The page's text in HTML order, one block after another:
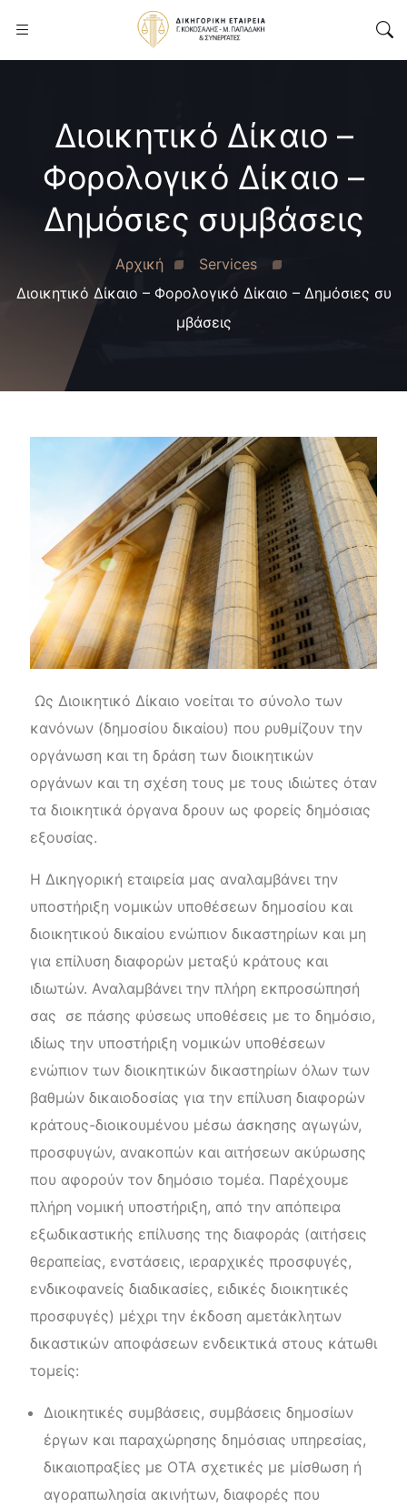
Διοικητικό Δίκαιο –
Φορολογικό Δίκαιο –
Δημόσιες συμβάσεις
Αρχική
Services
Διοικητικό Δίκαιο – Φορολογικό Δίκαιο – Δημόσιες συ
μβάσεις
Ως Διοικητικό Δίκαιο νοείται το σύνολο των
κανόνων (δημοσίου δικαίου) που ρυθμίζουν την
οργάνωση και τη δράση των διοικητικών
οργάνων και τη σχέση τους με τους ιδιώτες όταν
τα διοικητικά όργανα δρουν ως φορείς δημόσιας
εξουσίας.
Η Δικηγορική εταιρεία μας αναλαμβάνει την
υποστήριξη νομικών υποθέσεων δημοσίου και
διοικητικού δικαίου ενώπιον δικαστηρίων και μη
για επίλυση διαφορών μεταξύ κράτους και
ιδιωτών. Αναλαμβάνει την πλήρη εκπροσώπησή
σας σε πάσης φύσεως υποθέσεις με το δημόσιο,
ιδίως την υποστήριξη νομικών υποθέσεων
ενώπιον των διοικητικών δικαστηρίων όλων των
βαθμών δικαιοδοσίας για την επίλυση διαφορών
κράτους-διοικουμένου μέσω άσκησης αγωγών,
προσφυγών, ανακοπών και αιτήσεων ακύρωσης
που αφορούν τον δημόσιο τομέα. Παρέχουμε
πλήρη νομική υποστήριξη, από την απόπειρα
εξωδικαστικής επίλυσης της διαφοράς (αιτήσεις
θεραπείας, ενστάσεις, ιεραρχικές προσφυγές,
ενδικοφανείς διαδικασίες, ειδικές διοικητικές
προσφυγές) μέχρι την έκδοση αμετάκλητων
δικαστικών αποφάσεων ενδεικτικά στους κάτωθι
τομείς:
Διοικητικές συμβάσεις, συμβάσεις δημοσίων
έργων και παραχώρησης δημόσιας υπηρεσίας,
δικαιοπραξίες με ΟΤΑ σχετικές με μίσθωση ή
αγοραπωλησία ακινήτων, διαφορές που